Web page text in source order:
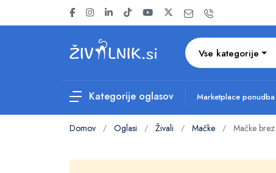
Vse kategorije
Kategorije oglasov Marketplace ponudba
Domov / Oglasi / Živali / Mačke / Mačke